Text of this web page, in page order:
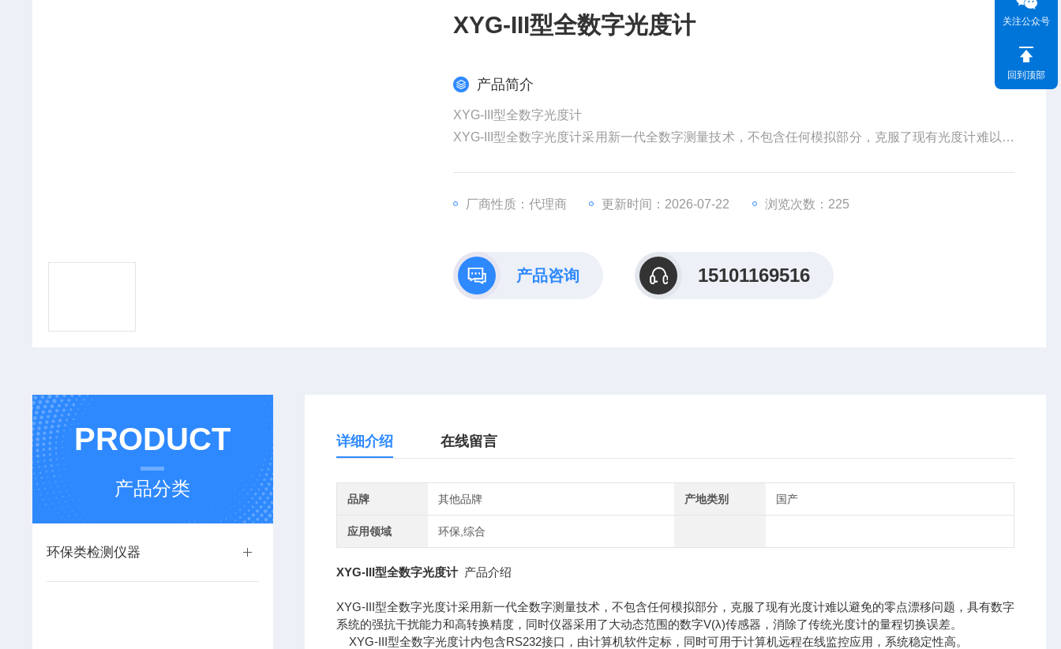
XYG-III型全数字光度计
产品简介
XYG-III型全数字光度计
XYG-III型全数字光度计采用新一代全数字测量技术，不包含任何模拟部分，克服了现有光度计难以避
厂商性质：代理商
更新时间：2026-07-22 浏览次数：225
产品咨询 15101169516
PRODUCT
产品分类
环保类检测仪器
详细介绍 在线留言
品牌 其他品牌 产地类别 国产
应用领域 环保,综合
XYG-III型全数字光度计产品介绍
XYG-III型全数字光度计采用新一代全数字测量技术，不包含任何模拟部分，克服了现有光度计难以避免的零点漂移问题，具有数字
系统的强抗干扰能力和高转换精度，同时仪器采用了大动态范围的数字V(λ)传感器，消除了传统光度计的量程切换误差。
XYG-III型全数字光度计内包含RS232接口，由计算机软件定标，同时可用于计算机远程在线监控应用，系统稳定性高。
关注公众号
回到顶部